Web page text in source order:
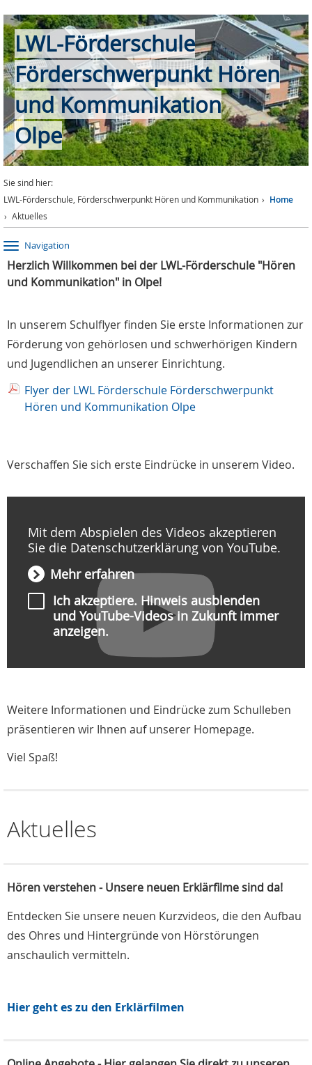
LWL-Förderschule
Förderschwerpunkt Hören
und Kommunikation
Olpe
Sie sind hier:
LWL-Förderschule, Förderschwerpunkt Hören und Kommunikation
Home
Aktuelles
Navigation
Herzlich Willkommen bei der LWL-Förderschule "Hören
und Kommunikation" in Olpe!
In unserem Schulflyer finden Sie erste Informationen zur
Förderung von gehörlosen und schwerhörigen Kindern
und Jugendlichen an unserer Einrichtung.
Flyer der LWL Förderschule Förderschwerpunkt
Hören und Kommunikation Olpe
Verschaffen Sie sich erste Eindrücke in unserem Video.
Mit dem Abspielen des Videos akzeptieren
Sie die Datenschutzerklärung von YouTube.
Mehr erfahren
Ich akzeptiere. Hinweis ausblenden
und YouTube-Videos in Zukunft immer
anzeigen.
Weitere Informationen und Eindrücke zum Schulleben
präsentieren wir Ihnen auf unserer Homepage.
Viel Spaß!
Aktuelles
Hören verstehen - Unsere neuen Erklärfilme sind da!
Entdecken Sie unsere neuen Kurzvideos, die den Aufbau
des Ohres und Hintergründe von Hörstörungen
anschaulich vermitteln.
Hier geht es zu den Erklärfilmen